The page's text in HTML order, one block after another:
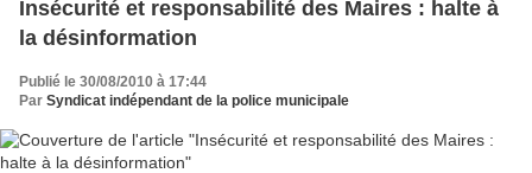
Insécurité et responsabilité des Maires : halte à
la désinformation
Publié le 30/08/2010 à 17:44
Par Syndicat indépendant de la police municipale